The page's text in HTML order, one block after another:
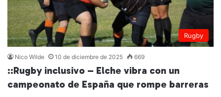
Rugby
Nico Wilde 10 de diciembre de 2025 669
::Rugby inclusivo – Elche vibra con un
campeonato de España que rompe barreras